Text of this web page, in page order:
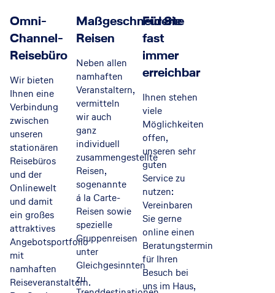
Omni-
Channel-
Reisebüro
Wir bieten
Ihnen eine
Verbindung
zwischen
unseren
stationären
Reisebüros
und der
Onlinewelt
und damit
ein großes
attraktives
Angebotsportfolio
mit
namhaften
Reiseveranstaltern.
Maßgeschneiderte
Reisen
Neben allen
namhaften
Veranstaltern,
vermitteln
wir auch
ganz
individuell
zusammengestellte
Reisen,
sogenannte
á la Carte-
Reisen sowie
spezielle
Gruppenreisen
unter
Gleichgesinnten
zu
Für Sie
fast
immer
erreichbar
Ihnen stehen
viele
Möglichkeiten
offen,
unseren sehr
guten
Service zu
nutzen:
Vereinbaren
Sie gerne
online einen
Beratungstermin
für Ihren
Besuch bei
uns im Haus,